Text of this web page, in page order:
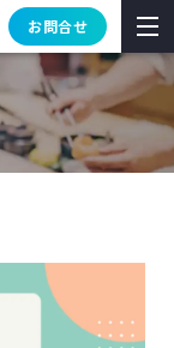
お問合せ